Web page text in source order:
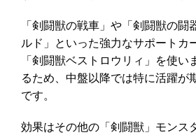
「剣闘獣の戦車」や「剣闘獣の闘
ルド」といった強力なサポートカ
「剣闘獣ベストロウリィ」を使い
るため、中盤以降では特に活躍が
です。
効果はその他の「剣闘獣」モンス